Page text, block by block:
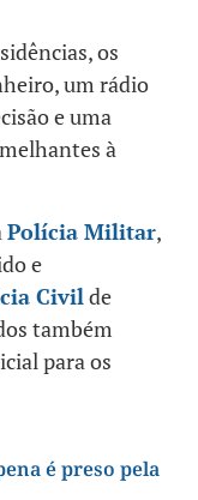
os
um rádio
e uma
à
Polícia Militar,
e
Civil de
também
para os
é preso pela